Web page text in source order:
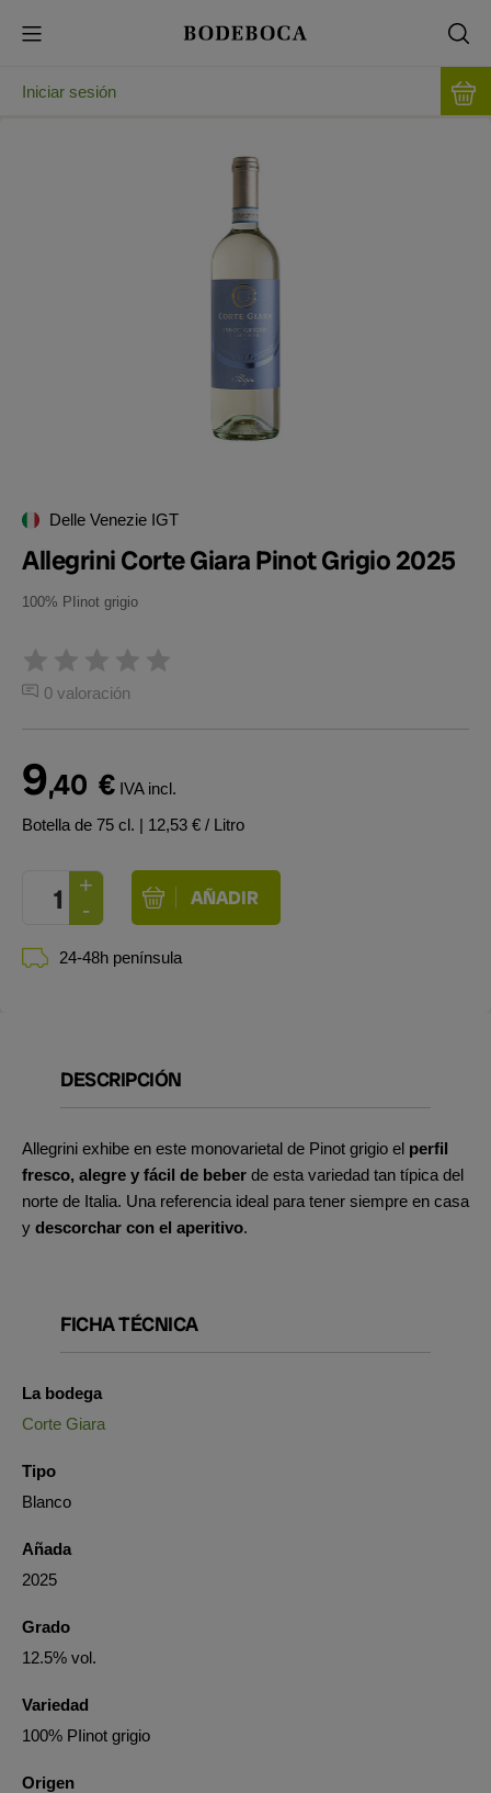
Iniciar sesión
Delle Venezie IGT
Allegrini Corte Giara Pinot Grigio 2025
100% PIinot grigio
0 valoración
9,40 € IVA incl.
Botella de 75 cl. | 12,53 € / Litro
24-48h península
DESCRIPCIÓN
Allegrini exhibe en este monovarietal de Pinot grigio el perfil
fresco, alegre y fácil de beber de esta variedad tan típica del
norte de Italia. Una referencia ideal para tener siempre en casa
y descorchar con el aperitivo.
FICHA TÉCNICA
La bodega
Corte Giara
Tipo
Blanco
Añada
2025
Grado
12.5% vol.
Variedad
100% PIinot grigio
Origen